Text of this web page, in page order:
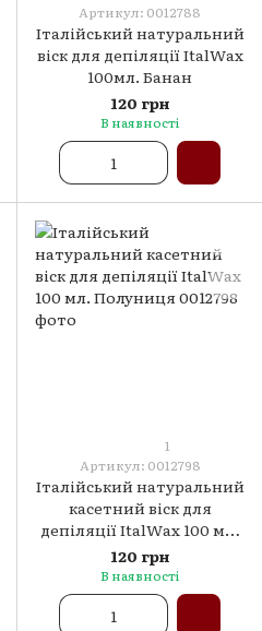
Артикул: 0012788
Італійський натуральний
віск для депіляції ItalWax
100мл. Банан
120 грн
В наявності
1
Артикул: 0012798
Італійський натуральний
касетний віск для
депіляції ItalWax 100 мл.
Полуниця
120 грн
В наявності